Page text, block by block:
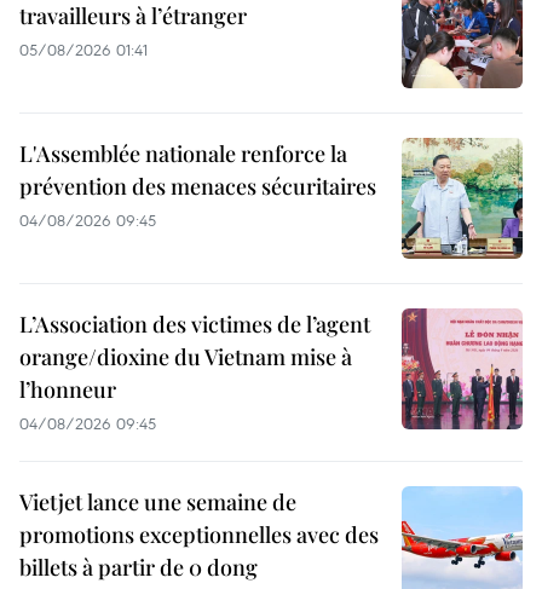
travailleurs à l’étranger
05/08/2026 01:41
L'Assemblée nationale renforce la
prévention des menaces sécuritaires
04/08/2026 09:45
L’Association des victimes de l’agent
orange/dioxine du Vietnam mise à
l’honneur
04/08/2026 09:45
Vietjet lance une semaine de
promotions exceptionnelles avec des
billets à partir de 0 dong